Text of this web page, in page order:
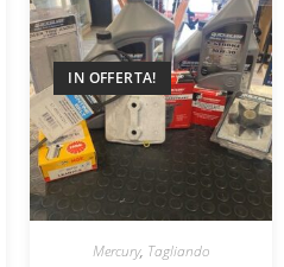
IN OFFERTA!
Mercury, Tagliando